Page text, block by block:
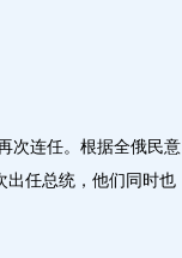
连任。根据全俄民意
出任总统，他们同时也